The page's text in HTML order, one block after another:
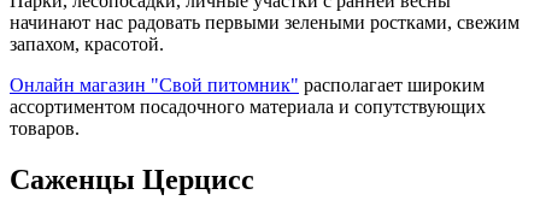
начинают нас радовать первыми зелеными ростками, свежим
запахом, красотой.
Онлайн магазин "Свой питомник" располагает широким
ассортиментом посадочного материала и сопутствующих
товаров.
Саженцы Церцисс